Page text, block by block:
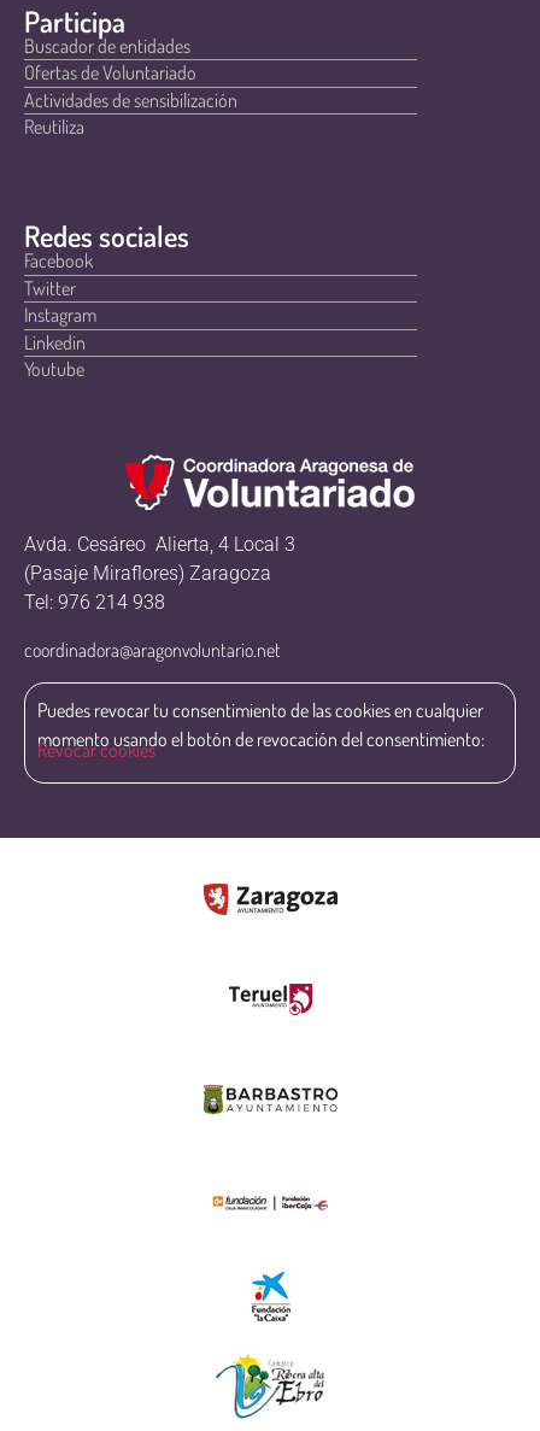
Participa
Buscador de entidades
Ofertas de Voluntariado
Actividades de sensibilización
Reutiliza
Redes sociales
Facebook
Twitter
Instagram
Linkedin
Youtube
Avda. Cesáreo Alierta, 4 Local 3
(Pasaje Miraflores) Zaragoza
Tel: 976 214 938
coordinadora@aragonvoluntario.net
Puedes revocar tu consentimiento de las cookies en cualquier
momento usando el botón de revocación del consentimiento:
Revocar cookies